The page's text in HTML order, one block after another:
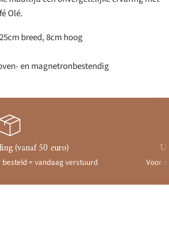
Olé.
breed, 8cm hoog
en magnetronbestendig
(vanaf 50 euro)
= vandaag verstuurd Voor